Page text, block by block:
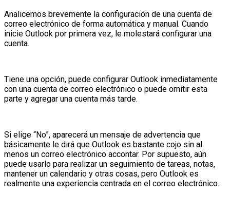
Analicemos brevemente la configuración de una cuenta de
correo electrónico de forma automática y manual. Cuando
inicie Outlook por primera vez, le molestará configurar una
cuenta.
Tiene una opción, puede configurar Outlook inmediatamente
con una cuenta de correo electrónico o puede omitir esta
parte y agregar una cuenta más tarde.
Si elige “No”, aparecerá un mensaje de advertencia que
básicamente le dirá que Outlook es bastante cojo sin al
menos un correo electrónico accontar. Por supuesto, aún
puede usarlo para realizar un seguimiento de tareas, notas,
mantener un calendario y otras cosas, pero Outlook es
realmente una experiencia centrada en el correo electrónico.